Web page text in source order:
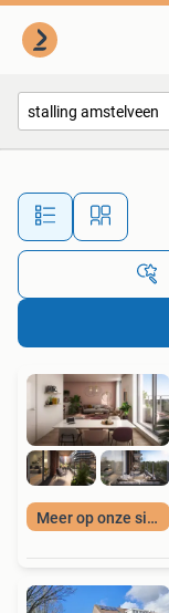
Meer op onze site